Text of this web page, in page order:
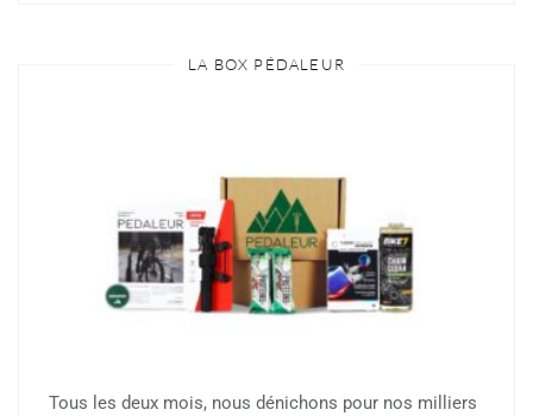
LA BOX PÉDALEUR
Tous les deux mois, nous dénichons pour nos milliers